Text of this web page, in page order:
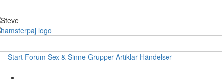
Start Forum Sex & Sinne Grupper Artiklar Händelser